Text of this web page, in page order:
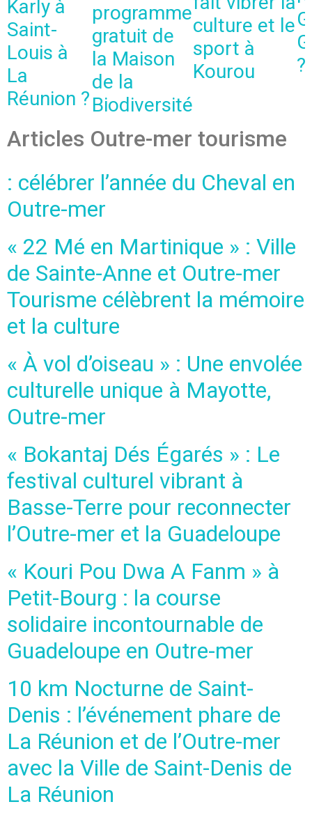
Karly à
Saint-
Louis à
La
Réunion ?
programme
gratuit de
la Maison
de la
Biodiversité
culture et le
sport à
Kourou
?
Articles Outre-mer tourisme
: célébrer l’année du Cheval en
Outre-mer
« 22 Mé en Martinique » : Ville
de Sainte-Anne et Outre-mer
Tourisme célèbrent la mémoire
et la culture
« À vol d’oiseau » : Une envolée
culturelle unique à Mayotte,
Outre-mer
« Bokantaj Dés Égarés » : Le
festival culturel vibrant à
Basse-Terre pour reconnecter
l’Outre-mer et la Guadeloupe
« Kouri Pou Dwa A Fanm » à
Petit-Bourg : la course
solidaire incontournable de
Guadeloupe en Outre-mer
10 km Nocturne de Saint-
Denis : l’événement phare de
La Réunion et de l’Outre-mer
avec la Ville de Saint-Denis de
La Réunion